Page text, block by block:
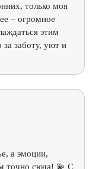
только моя
– огромное
этим
заботу, уют и
а эмоции,
точно сюда! 💫 С